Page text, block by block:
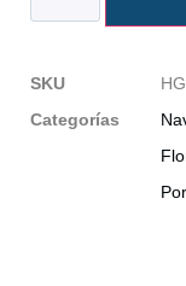
SKU
Categorías